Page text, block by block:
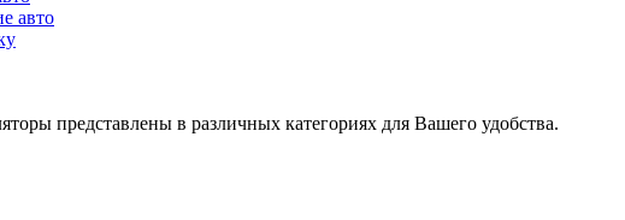
авто
представлены в различных категориях для Вашего удобства.